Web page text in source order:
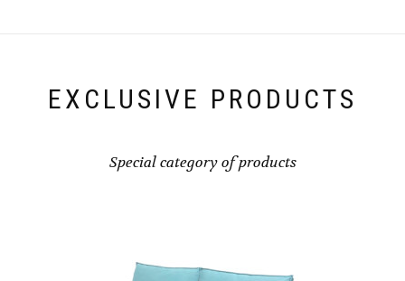
EXCLUSIVE PRODUCTS
Special category of products